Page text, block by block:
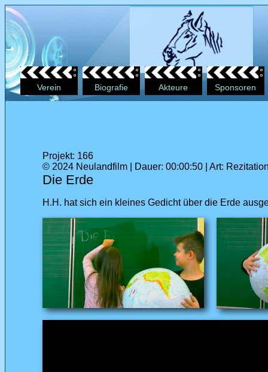
Verein Biografie Akteure Sponsoren
Projekt: 166
© 2024 Neulandfilm | Dauer: 00:00:50 | Art:
Die Erde
H.H. hat sich ein kleines Gedicht über die Erde